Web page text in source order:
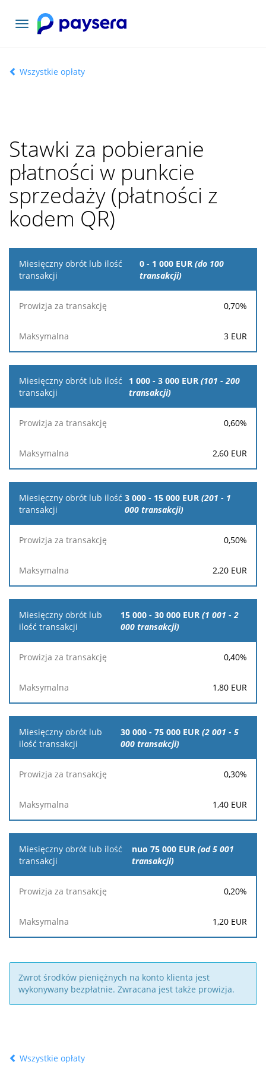
Toggle
navigation
Wszystkie opłaty
Stawki za pobieranie
płatności w punkcie
sprzedaży (płatności z
kodem QR)
Miesięczny
obrót lub
za
transakcję
0 - 1 000 EUR (do 100
transakcji)
0,70%
3 EUR
1 000 - 3 000 EUR (101 - 200
transakcji)
0,60%
2,60 EUR
3 000 - 15 000 EUR (201 - 1
000 transakcji)
0,50%
2,20 EUR
15 000 - 30 000 EUR(1 001 - 2
000 transakcji)
0,40%
1,80 EUR
30 000 - 75 000 EUR(2 001 - 5
000 transakcji)
0,30%
1,40 EUR
nuo 75 000 EUR(od 5 001
transakcji)
0,20%
1,20 EUR
Zwrot środków pieniężnych na konto klienta jest
wykonywany bezpłatnie. Zwracana jest także prowizja.
Wszystkie opłaty